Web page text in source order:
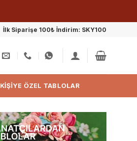
İlk Siparişe 100₺ İndirim: SKY100
KIŞIYE ÖZEL TABLOLAR